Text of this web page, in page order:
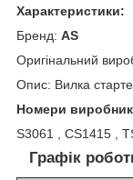
Характеристики:
Бренд: AS
Оригінальний
Опис: Вилка
Номери
S3061 , CS1415 ,
Графік